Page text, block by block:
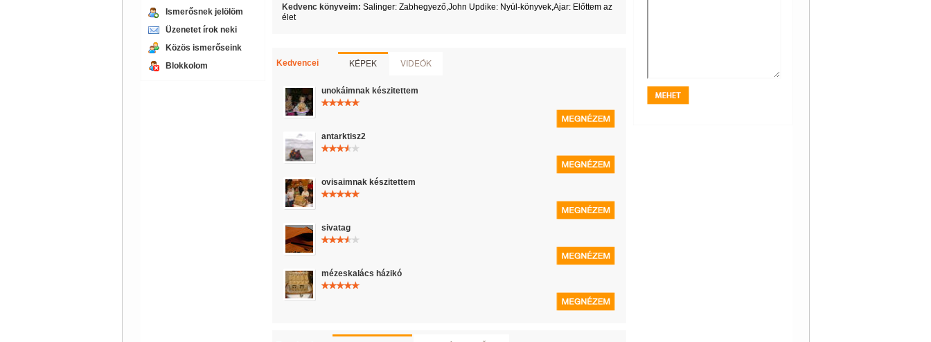
Ismerősnek jelölöm
Üzenetet írok neki
Közös ismerőseink
Blokkolom
Kedvenc könyveim: Salinger: Zabhegyező,John Updike: Nyúl-könyvek,Ajar: Előttem az
élet
Kedvencei KÉPEK VIDEÓK
unokáimnak készitettem
antarktisz2
ovisaimnak készitettem
sivatag
mézeskalács házikó